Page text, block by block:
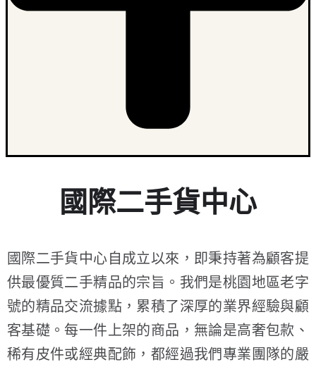
國際二手貨中心
國際二手貨中心自成立以來，即秉持著為顧客提
供最優質二手精品的宗旨。我們是桃園地區老字
號的精品交流據點，累積了深厚的業界經驗與顧
客基礎。每一件上架的商品，無論是高奢包款、
稀有皮件或經典配飾，都經過我們專業團隊的嚴